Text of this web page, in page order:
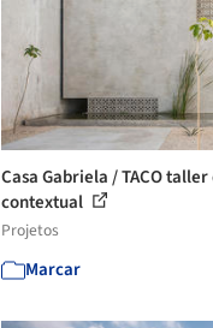
Casa Gabriela / TACO
contextual
Projetos
Marcar